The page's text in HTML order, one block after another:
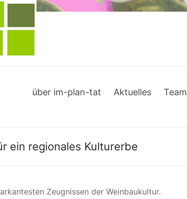
über im-plan-tat Aktuelles Team
ein regionales Kulturerbe
Zeugnissen der Weinbaukultur.